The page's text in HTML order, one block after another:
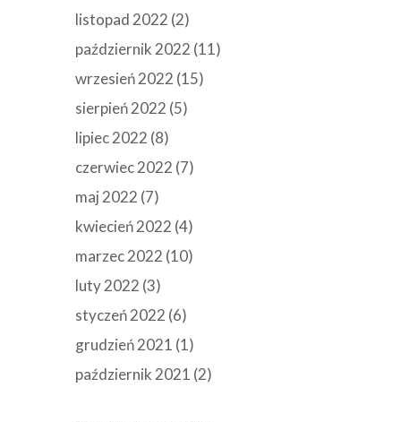
listopad 2022 (2)
październik 2022 (11)
wrzesień 2022 (15)
sierpień 2022 (5)
lipiec 2022 (8)
czerwiec 2022 (7)
maj 2022 (7)
kwiecień 2022 (4)
marzec 2022 (10)
luty 2022 (3)
styczeń 2022 (6)
grudzień 2021 (1)
październik 2021 (2)